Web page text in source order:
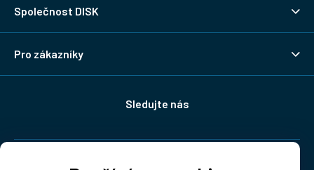
Společnost DISK
Pro zákazníky
Sledujte nás